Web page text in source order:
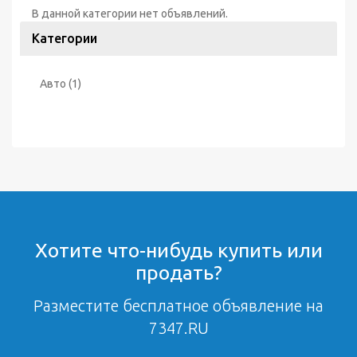
В данной категории нет объявлений.
Категории
Авто (1)
Хотите что-нибудь купить или
продать?
Разместите бесплатное объявление на
7347.RU